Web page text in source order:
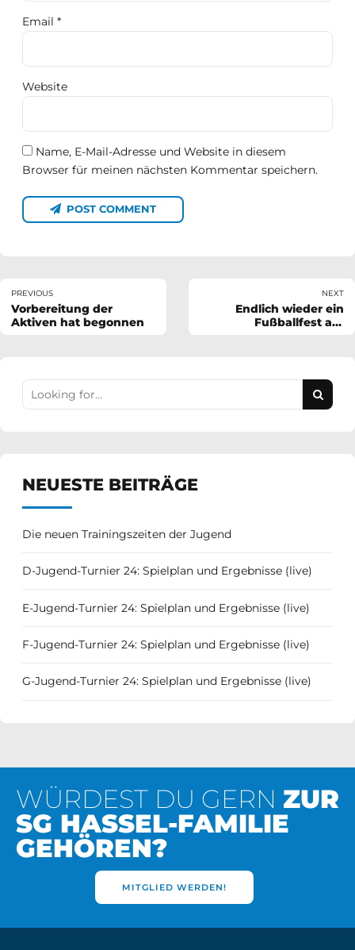
Email *
Website
Name, E-Mail-Adresse und Website in diesem
Browser für meinen nächsten Kommentar speichern.
POST COMMENT
PREVIOUS
Vorbereitung der
Aktiven hat begonnen
NEXT
Endlich wieder ein
Fußballfest am
NEUESTE BEITRÄGE
Die neuen Trainingszeiten der Jugend
D-Jugend-Turnier 24: Spielplan und Ergebnisse (live)
E-Jugend-Turnier 24: Spielplan und Ergebnisse (live)
F-Jugend-Turnier 24: Spielplan und Ergebnisse (live)
G-Jugend-Turnier 24: Spielplan und Ergebnisse (live)
WÜRDEST DU GERN ZUR
SG HASSEL-FAMILIE
GEHÖREN?
MITGLIED WERDEN!